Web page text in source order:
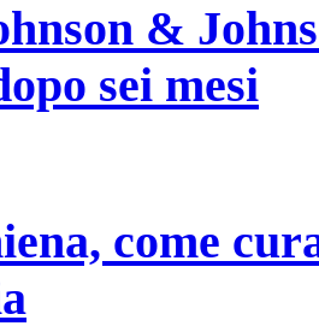
&
sei mesi
come